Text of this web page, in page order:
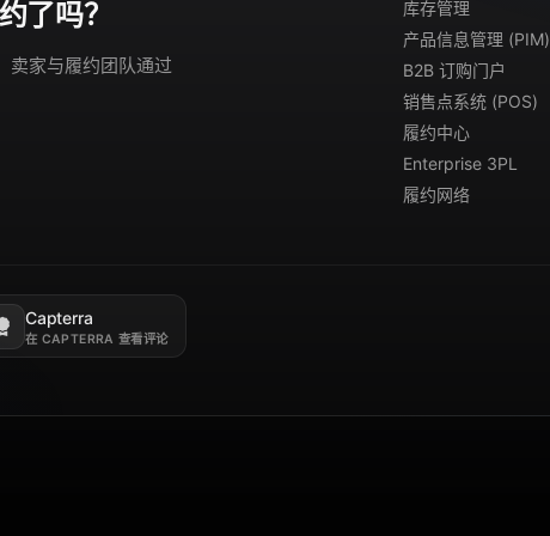
了吗？
卖家与履约团队通过
库存管理
产品信息管理 (PIM)
B2B 订购门户
销售点系统 (POS)
履约中心
Enterprise 3PL
履约网络
Capterra
在 CAPTERRA 查看评论
标签页打开。